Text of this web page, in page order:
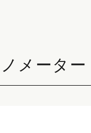
メータ